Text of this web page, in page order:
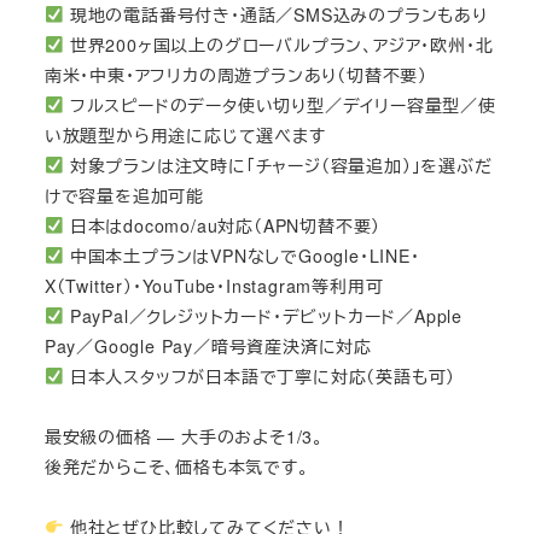
現地の電話番号付き・通話／SMS込みのプランもあり
世界200ヶ国以上のグローバルプラン、アジア・欧州・北
南米・中東・アフリカの周遊プランあり（切替不要）
フルスピードのデータ使い切り型／デイリー容量型／使
い放題型から用途に応じて選べます
対象プランは注文時に「チャージ（容量追加）」を選ぶだ
けで容量を追加可能
日本はdocomo/au対応（APN切替不要）
中国本土プランはVPNなしでGoogle・LINE・
X（Twitter）・YouTube・Instagram等利用可
PayPal／クレジットカード・デビットカード／Apple
Pay／Google Pay／暗号資産決済に対応
日本人スタッフが日本語で丁寧に対応（英語も可）
最安級の価格 — 大手のおよそ1/3。
後発だからこそ、価格も本気です。
他社とぜひ比較してみてください！